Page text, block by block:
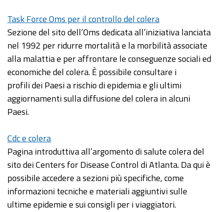
Task Force Oms per il controllo del colera
Sezione del sito dell’Oms dedicata all’iniziativa lanciata
nel 1992 per ridurre mortalità e la morbilità associate
alla malattia e per affrontare le conseguenze sociali ed
economiche del colera. È possibile consultare i
profili dei Paesi a rischio di epidemia e gli ultimi
aggiornamenti sulla diffusione del colera in alcuni
Paesi.
Cdc e colera
Pagina introduttiva all’argomento di salute colera del
sito dei Centers for Disease Control di Atlanta. Da qui è
possibile accedere a sezioni più specifiche, come
informazioni tecniche e materiali aggiuntivi sulle
ultime epidemie e sui consigli per i viaggiatori.